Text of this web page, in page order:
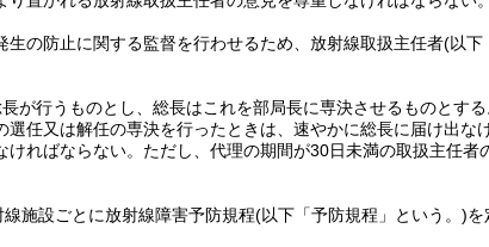
の防止に関する監督を行わせるため、放射線取扱主任者(以下
が行うものとし、総長はこれを部局長に専決させるものとする
任又は解任の専決を行ったときは、速やかに総長に届け出な
ればならない。 ただし、代理の期間が30日未満の取扱主任者
施設ごとに放射線障害予防規程(以下「予防規程」という。)を